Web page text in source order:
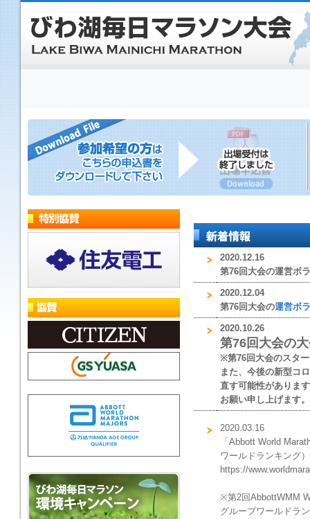
2020.12.16
第76回大会の運営ボ
2020.12.04
第76回大会の運営ボ
2020.10.26
第76回大会の
※第76回大会のスタ
また、今後の新型コ
直す可能性がありま
お願い申し上げます。
2020.03.16
「Abbott World
ワールドランキング
https://
※第2回AbbottWMM
グループワールドラ